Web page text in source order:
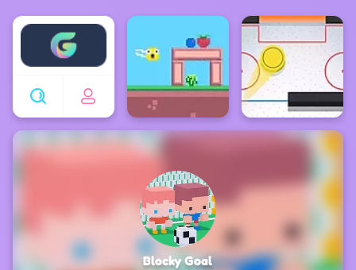
Enjoy4fun
Blocky Goal